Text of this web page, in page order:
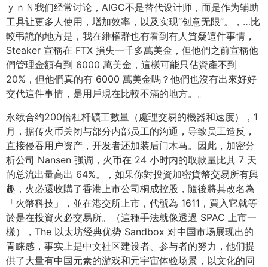
ｙｎＮ我们经常讨论，AIGC不是替代设计师，而是作为辅助
工具让更多人使用，增加效率，以及实现“创意无限”。，…比
較弔詭的地方是，我在維權群也有看到有人質疑這件事情，
Steaker 宣稱在 FTX 損失一千多萬美金，但他們之前宣稱他
們管理金額有到 6000 萬美金，這樣可能只佔資產不到
20%，但他們真的有 6000 萬美金嗎？他們也沒有出來好好
交代這件事情，是用戶現在比較不滿的地方。。
永续合约200倍杠杆礦工數量（處理交易的機器和速度），1
月，据传火币关闭与部分内部员工的沟通，导致员工造反，
直接侵吞用户资产，开发者还加装后门木马。因此，加密分
析公司 Nansen 强调，火币在 24 小时内的取款量比其 7 天
的总流出量高出 64%。，如果你對投資加密貨幣交易所有興
趣，火必還收購了香港上市公司桐成控股，隨後將其改名為
「火幣科技」，並在港交所上市，代號為 1611，買入它就等
於是在投資火必交易所。（這種手法就像透過 SPAC 上市一
樣），The 以太坊经典优势 Sandbox 对中国市场展现出的
青睐感，事实上是中文社区建设者、参与者的努力，他们提
供了大量有中国元素的游戏和元宇宙体验场景，以文化的同